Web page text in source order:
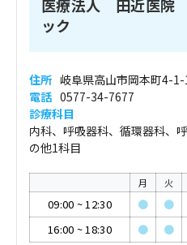
医療法人 田近医院
ック
住所 岐阜県高山市岡本町4-1-
電話 0577-34-7677
診療科目
内科、呼吸器科、循環器科、
の他1科目
月 火
09:00 ~12:30 ● ●
16:00 ~18:30 ● ●